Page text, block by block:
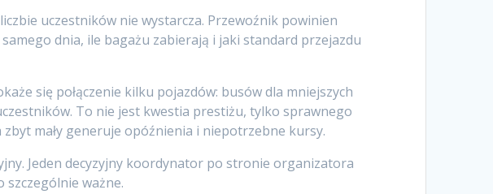
uczestników nie wystarcza. Przewoźnik powinien
dnia, ile bagażu zabierają i jaki standard przejazdu
się połączenie kilku pojazdów: busów dla mniejszych
To nie jest kwestia prestiżu, tylko sprawnego
mały generuje opóźnienia i niepotrzebne kursy.
Jeden decyzyjny koordynator po stronie organizatora
ważne.